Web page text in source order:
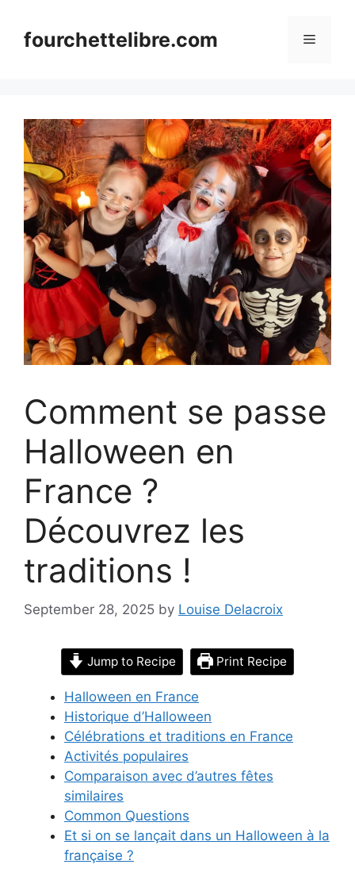
contentfourchettelibre.com Menu
Comment se passe
Halloween en
France ?
Découvrez les
traditions !
September 28, 2025 by Louise Delacroix
Jump to Recipe Print Recipe
Halloween en France
Historique d’Halloween
Célébrations et traditions en France
Activités populaires
Comparaison avec d’autres fêtes
similaires
Common Questions
Et si on se lançait dans un Halloween à la
française ?